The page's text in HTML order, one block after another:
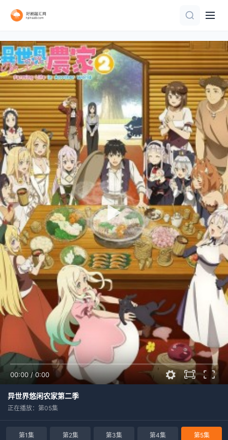
00:00 / 0:00
异世界悠闲农家第二季
正在播放：第05集
第1集 第2集 第3集 第4集 第5集
第12集完结
更新至07集
连载中 连载到4集
第1集
正片
第12集完结
第20集完结
第12集完结
第10集
第23集